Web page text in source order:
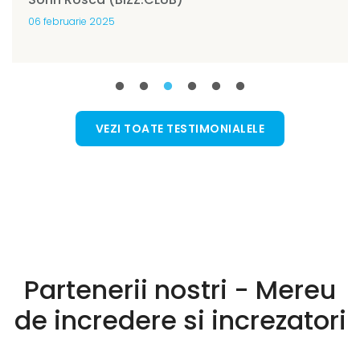
06 februarie 2025
VEZI TOATE TESTIMONIALELE
Partenerii nostri - Mereu
de incredere si increzatori